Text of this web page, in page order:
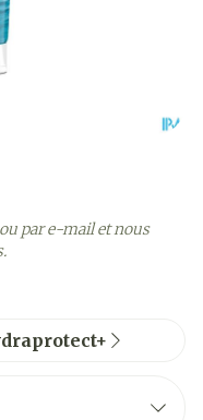
par e-mail et nous